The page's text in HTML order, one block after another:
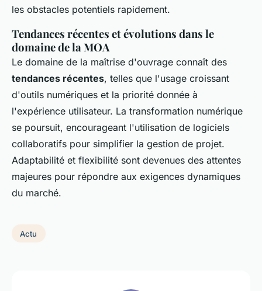
les obstacles potentiels rapidement.
Tendances récentes et évolutions dans le
domaine de la MOA
Le domaine de la maîtrise d'ouvrage connaît des
tendances récentes, telles que l'usage croissant
d'outils numériques et la priorité donnée à
l'expérience utilisateur. La transformation numérique
se poursuit, encourageant l'utilisation de logiciels
collaboratifs pour simplifier la gestion de projet.
Adaptabilité et flexibilité sont devenues des attentes
majeures pour répondre aux exigences dynamiques
du marché.
Actu